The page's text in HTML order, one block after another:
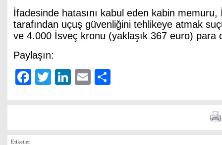
İfadesinde hatasını kabul eden kabin
tarafından uçuş güvenliğini tehlikeye atmak
ve 4.000 İsveç kronu (yaklaşık 367 euro) para
Paylaşın:
Facebook
TwitterLinkedIn
Email
Etiketler: